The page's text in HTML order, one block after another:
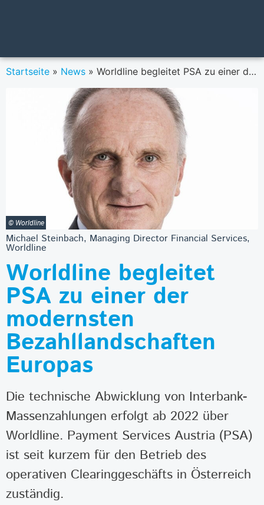
Startseite » News » Worldline begleitet PSA zu einer der modernsten Bezahllandschaften Europas
© Worldline
Michael Steinbach, Managing Director Financial Services,
Worldline
Worldline begleitet
PSA zu einer der
modernsten
Bezahllandschaften
Europas
Die technische Abwicklung von Interbank-
Massenzahlungen erfolgt ab 2022 über
Worldline. Payment Services Austria (PSA)
ist seit kurzem für den Betrieb des
operativen Clearinggeschäfts in Österreich
zuständig.